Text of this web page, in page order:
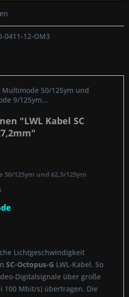
0411-12-OM3
Multimode 50/125ym und
9/125ym...
"LWL Kabel SC
125ym und 62,5/125ym
Lichtgeschwindigkeit
SC-Octopus-G LWL-Kabel. So
Digitalsignale über große
100 Mbit/s) übertragen. Die